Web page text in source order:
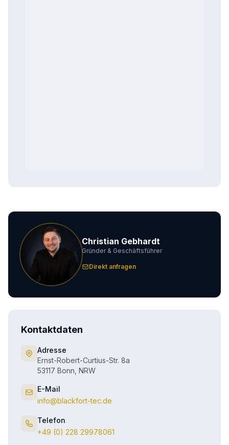
Christian Gebhardt
Gründer & Geschäftsführer
Direkt anfragen
Kontaktdaten
Adresse
Ernst-Robert-Curtius-Str. 8a
53117 Bonn, NRW
E-Mail
info@blackfort-tec.de
Telefon
+49 (0) 228 29978061